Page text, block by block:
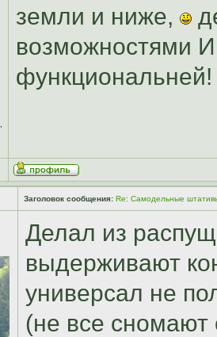
земли и ниже,
возможностями
функциональней!
Заголовок сообщения: Re: Самодельные
Делал из
выдерживают
универсал не
(не все сномают